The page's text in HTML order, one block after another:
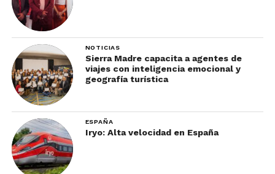
NOTICIAS
Sierra Madre capacita a agentes de
viajes con inteligencia emocional y
geografía turística
ESPAÑA
Iryo: Alta velocidad en España